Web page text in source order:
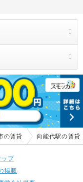
の賃貸 向能代駅の賃貸
ップ
掲載